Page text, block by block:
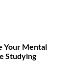
Your Mental
Studying